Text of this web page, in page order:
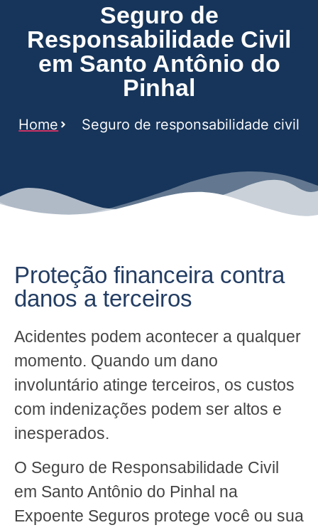
Seguro de
Responsabilidade Civil
em Santo Antônio do
Pinhal
Home Seguro de responsabilidade civil
Proteção financeira contra
danos a terceiros
Acidentes podem acontecer a qualquer
momento. Quando um dano
involuntário atinge terceiros, os custos
com indenizações podem ser altos e
inesperados.
O Seguro de Responsabilidade Civil
em Santo Antônio do Pinhal na
Expoente Seguros protege você ou sua